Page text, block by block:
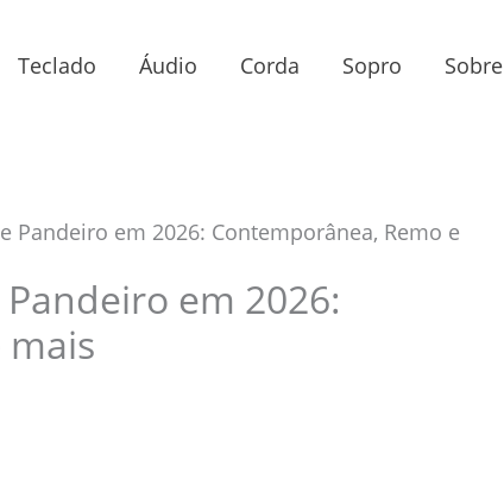
Teclado Áudio Corda Sopro Sobre
Pandeiro em 2026: Contemporânea, Remo e
em 2026:
mais